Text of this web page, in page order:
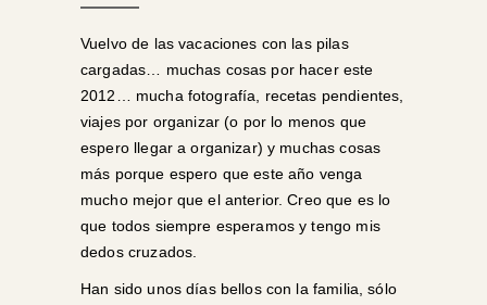
Vuelvo de las vacaciones con las pilas
cargadas… muchas cosas por hacer este
2012… mucha fotografía, recetas pendientes,
viajes por organizar (o por lo menos que
espero llegar a organizar) y muchas cosas
más porque espero que este año venga
mucho mejor que el anterior. Creo que es lo
que todos siempre esperamos y tengo mis
dedos cruzados.
Han sido unos días bellos con la familia, sólo